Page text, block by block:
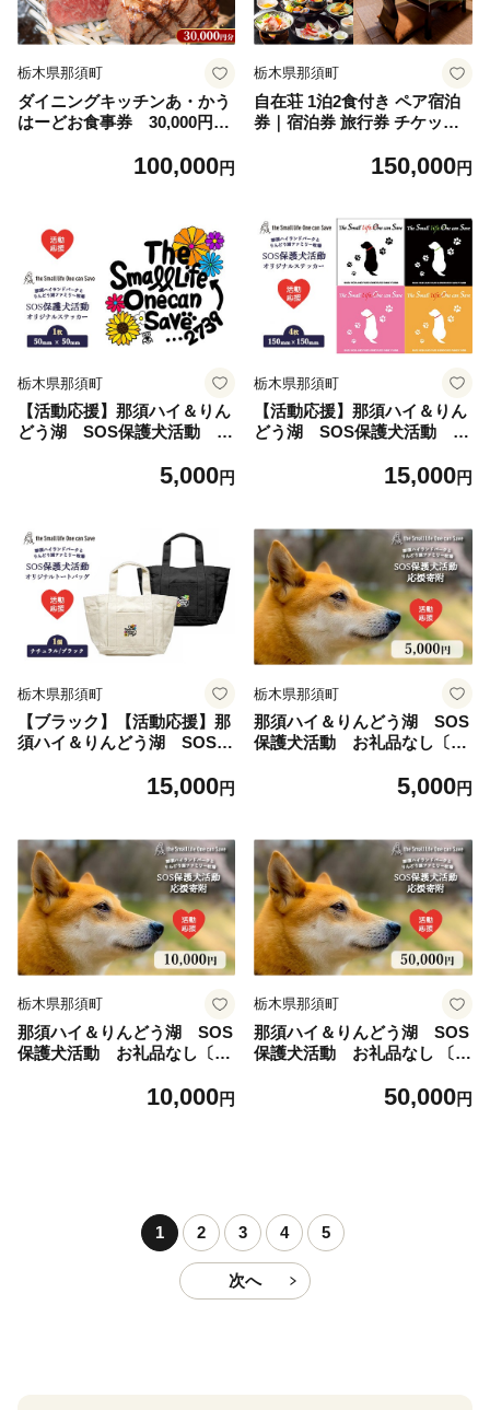
栃木県那須町
ダイニングキッチンあ・かう
はーどお食事券 30,000円分
ケット お食事券 食事券 レス
100,000円
栃木県那須町
自在荘 1泊2食付き ペア宿泊
券｜宿泊券 旅行券 チケット
露天風呂 天然温泉 リゾート
念日 誕生日 ご褒美 贅沢 国内
旅行 家族旅行 那須高原〔H-1
0〕
150,000円
栃木県那須町
【活動応援】那須ハイ＆りん
どう湖 SOS保護犬活動 オ
6〕| 保護犬 ステッカー シー
物 ペット 社会貢献 保護活動
那須 栃木県 那須町
5,000円
栃木県那須町
【活動応援】那須ハイ＆りん
どう湖 SOS保護犬活動 オ
ット ｜ 保護犬 ステッカー シ
テッカー シール 日用品 雑貨
支援 動物愛護 応援 地域応援
愛犬 愛犬家 動物 ペット 社会
貢献 保護活動 那須 栃木県 那
須町
15,000円
栃木県那須町
【ブラック】【活動応援】那
須ハイ＆りんどう湖 SOS保
バッグ〔P-355〕| 保護犬 ト
愛犬家 動物 ペット 社会貢献
保護活動 那須 栃木県 那須町
15,000円
栃木県那須町
那須ハイ＆りんどう湖 SOS
保護犬活動 お礼品なし〔A-
応援 地域応援 愛犬 愛犬家 動
5,000円
栃木県那須町
那須ハイ＆りんどう湖 SOS
保護犬活動 お礼品なし〔B-
応援 地域応援 愛犬 愛犬家 動
10,000円
栃木県那須町
那須ハイ＆りんどう湖 SOS
保護犬活動 お礼品なし 〔E-
応援 地域応援 愛犬 愛犬家 動
50,000円
1 2 3 4 5
次へ